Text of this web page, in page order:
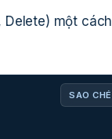
Delete) một cách
SAO